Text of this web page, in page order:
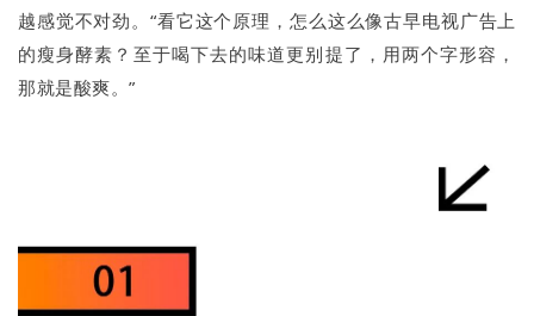
越感觉不对劲。“看它这个原理，怎么这么像古早电视广告上
的瘦身酵素？至于喝下去的味道更别提了，用两个字形容，
那就是酸爽。”